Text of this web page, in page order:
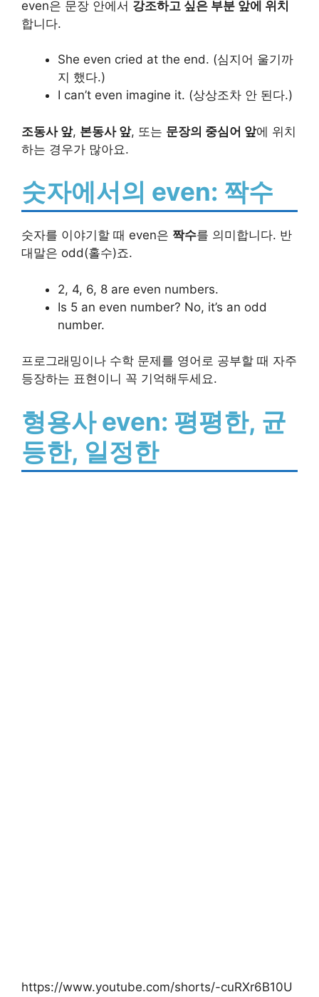
even은 문장 안에서 강조하고 싶은 부분 앞에 위치
합니다.
She even cried at the end. (심지어 울기까
지 했다.)
I can’t even imagine it. (상상조차 안 된다.)
조동사 앞, 본동사 앞, 또는 문장의 중심어 앞에 위치
하는 경우가 많아요.
숫자에서의 even: 짝수
숫자를 이야기할 때 even은 짝수를 의미합니다. 반
대말은 odd(홀수)죠.
2, 4, 6, 8 are even numbers.
Is 5 an even number? No, it’s an odd
number.
프로그래밍이나 수학 문제를 영어로 공부할 때 자주
등장하는 표현이니 꼭 기억해두세요.
형용사 even: 평평한, 균
등한, 일정한
https://www.youtube.com/shorts/-cuRXr6B10U